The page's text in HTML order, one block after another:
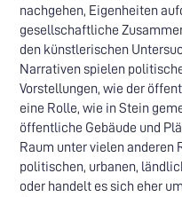
nachgehen, Eigenheiten
gesellschaftliche
den künstlerischen
Narrativen spielen
Vorstellungen, wie der
eine Rolle, wie in Stein
öffentliche Gebäude und
Raum unter vielen anderen
politischen, urbanen,
oder handelt es sich eher